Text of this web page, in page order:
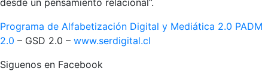
desde un pensamiento relacional”.
Programa de Alfabetización Digital y Mediática 2.0 PADM
2.0 – GSD 2.0 – www.serdigital.cl
Siguenos en Facebook